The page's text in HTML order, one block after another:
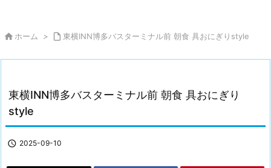
 ホーム >  東横INN博多バスターミナル前 朝食 具おにぎりstyle
東横INN博多バスターミナル前 朝食 具おにぎり
style
 2025-09-10